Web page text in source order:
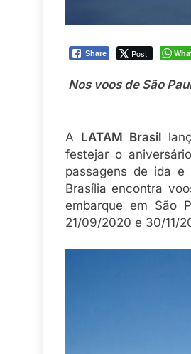
Share Post
Nos voos de São
A LATAM Brasil
festejar o
passagens de ida
Brasília encontra
embarque em São
21/09/2020 e 30/11/